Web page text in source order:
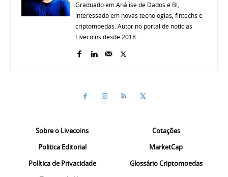
Graduado em Análise de Dados e BI,
interessado em novas tecnologias, fintechs e
criptomoedas. Autor no portal de notícias
Livecoins desde 2018.
Sobre o Livecoins
Politica Editorial
Política de Privacidade
Cotações
MarketCap
Glossário Criptomoedas